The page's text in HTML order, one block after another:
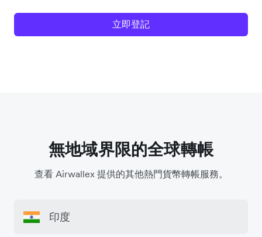
立即登記
無地域界限的全球轉帳
查看 Airwallex 提供的其他熱門貨幣轉帳服務。
印度